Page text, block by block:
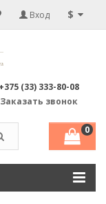
$
Вход
+375 (33) 333-80-08
Заказать звонок
0